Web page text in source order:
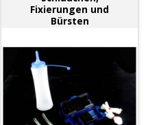
Fixierungen und
Bürsten